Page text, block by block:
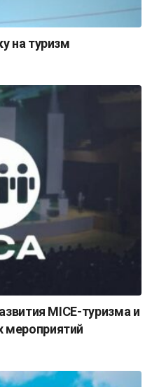
на туризм
MICE-туризма и